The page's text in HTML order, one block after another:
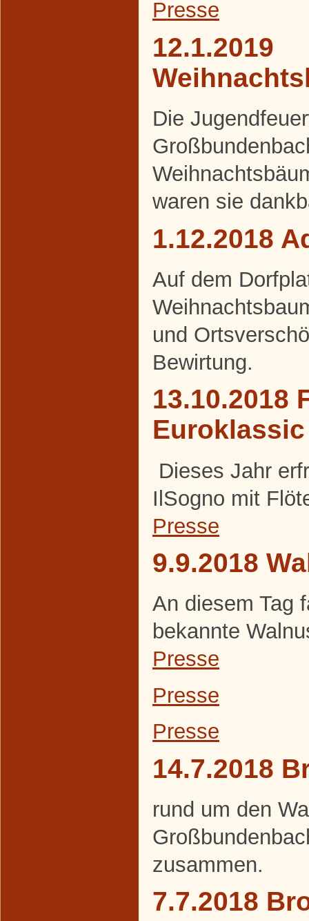
Presse
12.1.2019
Die
waren sie
1.12.2018
Auf dem
und
Bewirtung.
13.10.2018
Euroklassic
Dieses Jahr
IlSogno mit
Presse
9.9.2018
An diesem Tag
bekannte
Presse
Presse
Presse
14.7.2018
rund um den
zusammen.
7.7.2018